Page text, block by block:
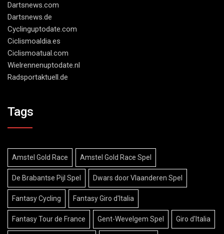
Dartsnews.com
Dartsnews.de
Cyclinguptodate.com
Ciclismoaldia.es
Ciclismoatual.com
Wielrennenuptodate.nl
Radsportaktuell.de
Tags
Amstel Gold Race Amstel Gold Race Spel
De Brabantse Pijl Spel Dwars door Vlaanderen Spel
Fantasy Cycling Fantasy Giro d'Italia
Fantasy Tour de France Gent-Wevelgem Spel Giro d'Italia